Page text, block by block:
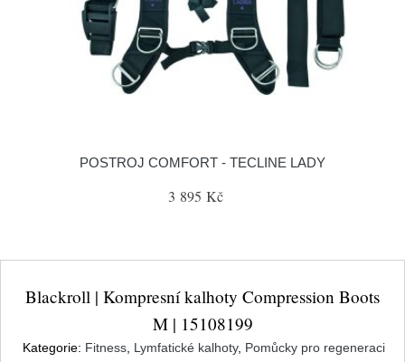
POSTROJ COMFORT - TECLINE LADY
3 895 Kč
Blackroll | Kompresní kalhoty Compression Boots
M | 15108199
Kategorie: Fitness, Lymfatické kalhoty, Pomůcky pro regeneraci